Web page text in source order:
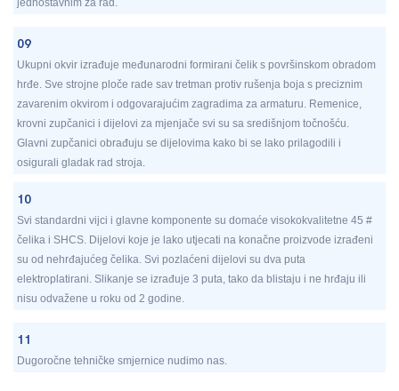
jednostavnim za rad.
09
Ukupni okvir izrađuje međunarodni formirani čelik s površinskom obradom
hrđe. Sve strojne ploče rade sav tretman protiv rušenja boja s preciznim
zavarenim okvirom i odgovarajućim zagradima za armaturu. Remenice,
krovni zupčanici i dijelovi za mjenjače svi su sa središnjom točnošću.
Glavni zupčanici obrađuju se dijelovima kako bi se lako prilagodili i
osigurali gladak rad stroja.
10
Svi standardni vijci i glavne komponente su domaće visokokvalitetne 45 #
čelika i SHCS. Dijelovi koje je lako utjecati na konačne proizvode izrađeni
su od nehrđajućeg čelika. Svi pozlaćeni dijelovi su dva puta
elektroplatirani. Slikanje se izrađuje 3 puta, tako da blistaju i ne hrđaju ili
nisu odvažene u roku od 2 godine.
11
Dugoročne tehničke smjernice nudimo nas.